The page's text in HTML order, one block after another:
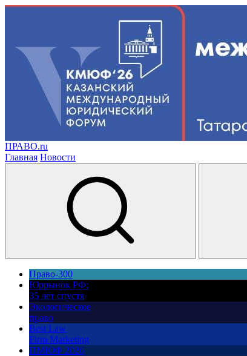
ПРАВО.ru
Главная Новости
Право-300
Юррынок РФ:
35 лет спустя
Экологическое
право
Best Law
Firm Marketing
ПМЮФ 2026